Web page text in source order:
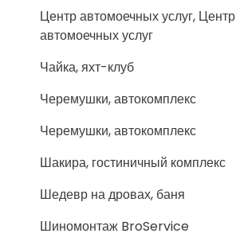
Центр автомоечных услуг, Центр
автомоечных услуг
Чайка, яхт-клуб
Черемушки, автокомплекс
Черемушки, автокомплекс
Шакира, гостиничный комплекс
Шедевр на дровах, баня
Шиномонтаж BroService